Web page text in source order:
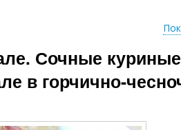
Сочные куриные
в горчично-